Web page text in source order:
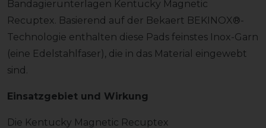
Bandagierunterlagen Kentucky Magnetic
Recuptex. Basierend auf der Bekaert BEKINOX®-
Technologie enthalten diese Pads feinstes Inox-Garn
(eine Edelstahlfaser), die in das Material eingewebt
sind.
Einsatzgebiet und Wirkung
Die Kentucky Magnetic Recuptex